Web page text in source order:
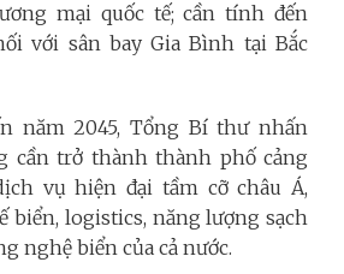
mại quốc tế; cần tính đến
với sân bay Gia Bình tại Bắc
năm 2045, Tổng Bí thư nhấn
cần trở thành thành phố cảng
vụ hiện đại tầm cỡ châu Á,
biển, logistics, năng lượng sạch
nghệ biển của cả nước.